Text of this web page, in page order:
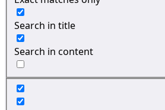
Search in title
Search in content